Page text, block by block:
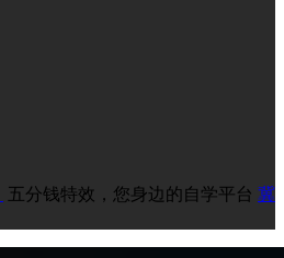
五分钱特效，您身边的自学平台 冀